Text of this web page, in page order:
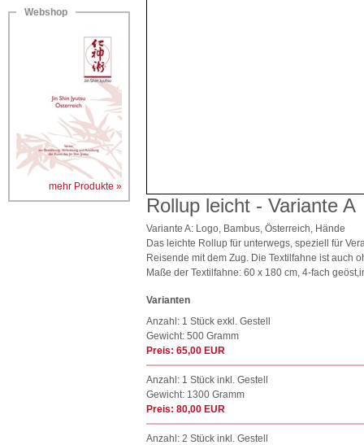
Webshop
mehr Produkte »
Rollup leicht - Variante A
Variante A: Logo, Bambus, Österreich, Hände
Das leichte Rollup für unterwegs, speziell für
Reisende mit dem Zug. Die Textilfahne ist auch
Maße der Textilfahne: 60 x 180 cm, 4-fach
Varianten
Anzahl: 1 Stück exkl. Gestell
Gewicht: 500 Gramm
Preis: 65,00 EUR
Anzahl: 1 Stück inkl. Gestell
Gewicht: 1300 Gramm
Preis: 80,00 EUR
Anzahl: 2 Stück inkl. Gestell